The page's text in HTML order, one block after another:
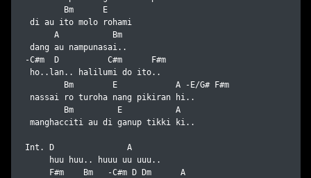
        Bm      E
di au ito molo rohami
      A           Bm
dang au nampunasai..
-C#m  D          C#m      F#m
ho..lan.. halilumi do ito..
        Bm        E            A -E/G# F#m
nassai ro turoha nang pikiran hi..
        Bm         E           A
manghacciti au di ganup tikki ki..
Int. D               A
     huu huu.. huuu uu uuu..
     F#m    Bm   -C#m D Dm      A